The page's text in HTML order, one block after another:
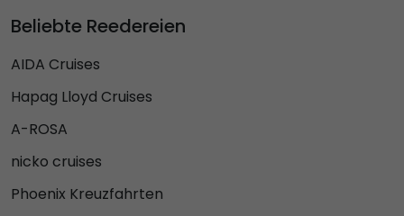
Beliebte Reedereien
AIDA Cruises
Hapag Lloyd Cruises
A-ROSA
nicko cruises
Phoenix Kreuzfahrten